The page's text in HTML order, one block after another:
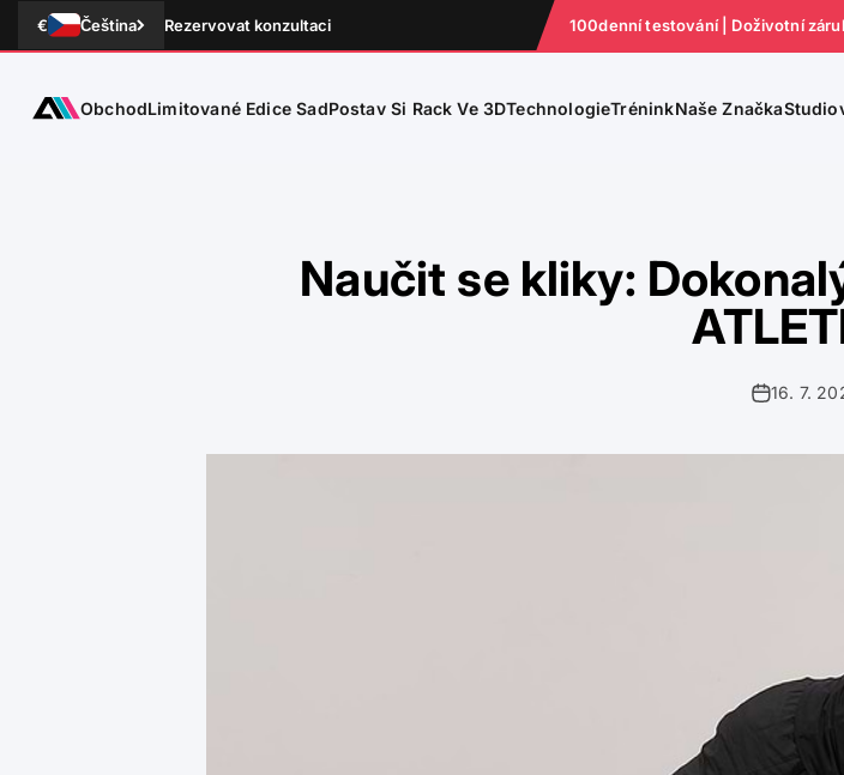
Přejít na obsah
€ Čeština Rezervovat konzultaci 100denní testování | Doživotní
ATLETICA
ObchodLimitované Edice SadPostav Si Rack Ve 3DTechnologieTréninkNaše Značka
Naučit se kliky:
16. 7.